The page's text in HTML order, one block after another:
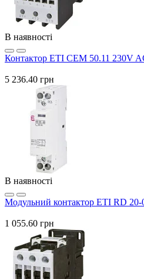
В наявності
Контактор ETI CEM 50.11 230V
5 236.40 грн
В наявності
Модульний контактор ETI RD
1 055.60 грн